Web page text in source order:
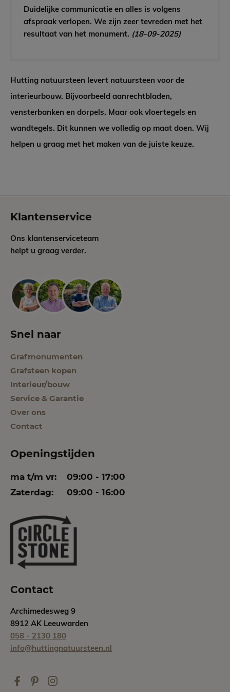
Duidelijke communicatie en alles is volgens
afspraak verlopen. We zijn zeer tevreden met het
resultaat van het monument. (18-09-2025)
Hutting natuursteen levert natuursteen voor de
interieurbouw. Bijvoorbeeld aanrechtbladen,
vensterbanken en dorpels. Maar ook vloertegels en
wandtegels. Dit kunnen we volledig op maat doen. Wij
helpen u graag met het maken van de juiste keuze.
Klantenservice
Ons klantenserviceteam
helpt u graag verder.
Snel naar
Grafmonumenten
Grafsteen kopen
Interieur/bouw
Service & Garantie
Over ons
Contact
Openingstijden
ma t/m vr:
09:00 - 17:00
Zaterdag:
09:00 - 16:00
Contact
Archimedesweg 9
8912 AK Leeuwarden
058 - 2130 180
info@huttingnatuursteen.nl